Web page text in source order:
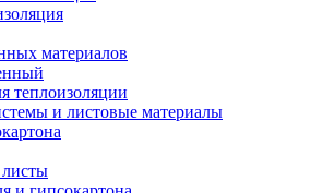
материалов
теплоизоляции
и листовые материалы